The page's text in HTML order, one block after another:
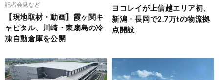
記者会見など
【現地取材・動画】霞ヶ関キ
ャピタル、川崎・東扇島の冷
凍自動倉庫を公開
ヨコレイが上信越エリア初、
新潟・長岡で2.7万tの物流拠
点開設